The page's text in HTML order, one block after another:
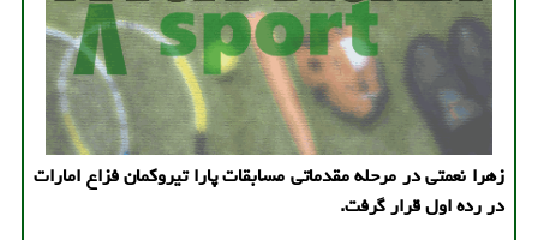
زهرا نعمتی در مرحله مقدماتی مسابقات پارا تیروکمان فزاع امارات
در رده اول قرار گرفت.